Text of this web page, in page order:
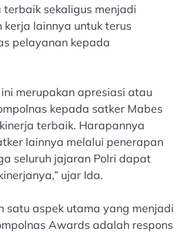
sekaligus menjadi
lainnya untuk terus
pelayanan kepada
merupakan apresiasi atau
kepada satker Mabes
terbaik. Harapannya
lainnya melalui penerapan
seluruh jajaran Polri dapat
ujar Ida.
satu aspek utama yang menjadi
Awards adalah respons